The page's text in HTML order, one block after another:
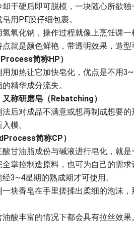
干硬后即可脱模，一块随心所欲
用PE膜仔细包裹。
氧化钠，操作过程就像上烹饪课
就是颜色鲜艳，带透明效果，造型
简称HP）
加热让它加快皂化，优点是不用
精华成分流失。
称研磨皂（Rebatching）
后对成品不满意或想再制成想要
模。
简称CP）
甘油脂成份与碱液进行皂化，就
掌控制造原料，也可为自己的需
3~4星期的熟成期才可使用。
一块香皂在手里搓揉出柔细的泡沫
酸丰富的情况下都会具有拉丝效果